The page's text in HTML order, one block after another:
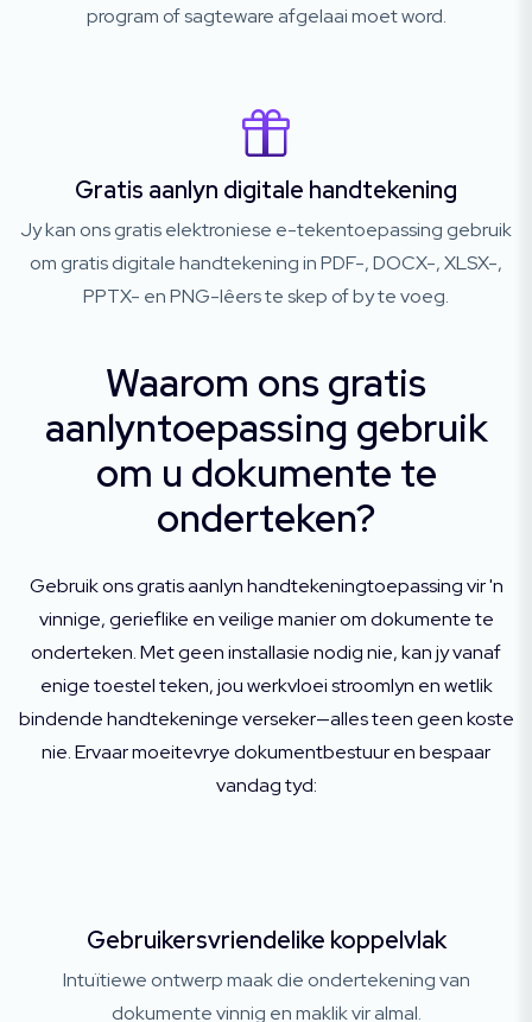
program of sagteware afgelaai moet word.
Gratis aanlyn digitale handtekening
Jy kan ons gratis elektroniese e-tekentoepassing gebruik
om gratis digitale handtekening in PDF-, DOCX-, XLSX-,
PPTX- en PNG-lêers te skep of by te voeg.
Waarom ons gratis
aanlyntoepassing gebruik
om u dokumente te
onderteken?
Gebruik ons ​​gratis aanlyn handtekeningtoepassing vir 'n
vinnige, gerieflike en veilige manier om dokumente te
onderteken. Met geen installasie nodig nie, kan jy vanaf
enige toestel teken, jou werkvloei stroomlyn en wetlik
bindende handtekeninge verseker—alles teen geen koste
nie. Ervaar moeitevrye dokumentbestuur en bespaar
vandag tyd:
Gebruikersvriendelike koppelvlak
Intuïtiewe ontwerp maak die ondertekening van
dokumente vinnig en maklik vir almal.